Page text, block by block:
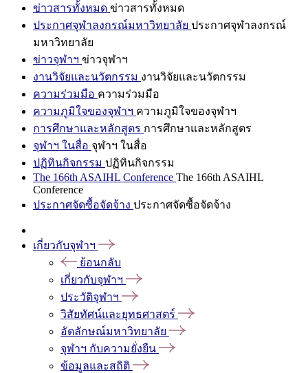
ข่าวสารทั้งหมด ข่าวสารทั้งหมด
ประกาศจุฬาลงกรณ์มหาวิทยาลัย ประกาศจุฬาลงกรณ์
มหาวิทยาลัย
ข่าวจุฬาฯ ข่าวจุฬาฯ
งานวิจัยและนวัตกรรม งานวิจัยและนวัตกรรม
ความร่วมมือ ความร่วมมือ
ความภูมิใจของจุฬาฯ ความภูมิใจของจุฬาฯ
การศึกษาและหลักสูตร การศึกษาและหลักสูตร
จุฬาฯ ในสื่อ จุฬาฯ ในสื่อ
ปฏิทินกิจกรรม ปฏิทินกิจกรรม
The 166th ASAIHL Conference The 166th ASAIHL
Conference
ประกาศจัดซื้อจัดจ้าง ประกาศจัดซื้อจัดจ้าง
เกี่ยวกับจุฬาฯ
ย้อนกลับ
เกี่ยวกับจุฬาฯ
ประวัติจุฬาฯ
วิสัยทัศน์และยุทธศาสตร์
อัตลักษณ์มหาวิทยาลัย
จุฬาฯ กับความยั่งยืน
ข้อมูลและสถิติ